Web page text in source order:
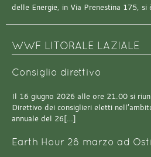
delle Energie, in Via Prenestina 175,
WWF LITORALE LAZIALE
Consiglio direttivo
Il 16 giugno 2026 alle ore 21.00 si
Direttivo dei consiglieri eletti
annuale del 26[…]
Earth Hour 28 marzo ad